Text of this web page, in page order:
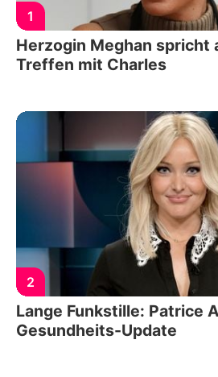
1
Herzogin Meghan spricht
Treffen mit Charles
2
Lange Funkstille: Patrice
Gesundheits-Update